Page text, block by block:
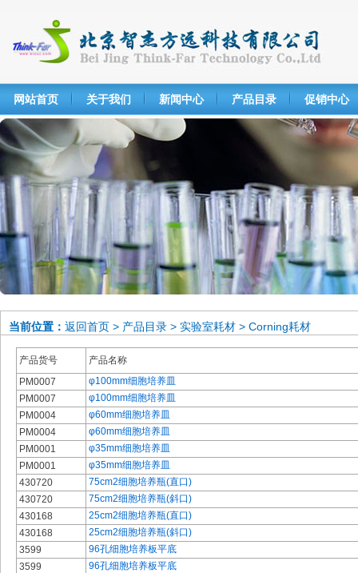
网站首页 关于我们 新闻中心 产品目录 促销中心
当前位置： 返回首页 > 产品目录 > 实验室耗材 > Corning耗材
产品货号
产品名称
PM0007
φ100mm细胞培养皿
PM0007
φ100mm细胞培养皿
PM0004
φ60mm细胞培养皿
PM0004
φ60mm细胞培养皿
PM0001
φ35mm细胞培养皿
PM0001
φ35mm细胞培养皿
430720
75cm2细胞培养瓶(直口)
430720
75cm2细胞培养瓶(斜口)
430168
25cm2细胞培养瓶(直口)
430168
25cm2细胞培养瓶(斜口)
3599
96孔细胞培养板平底
3599
96孔细胞培养板平底